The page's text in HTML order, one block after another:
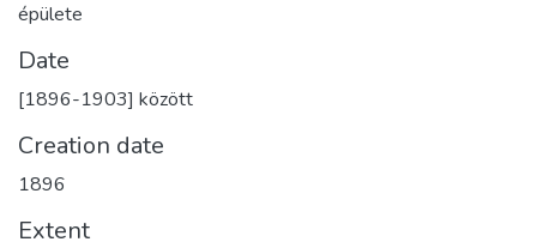
épülete
Date
[1896-1903] között
Creation date
1896
Extent